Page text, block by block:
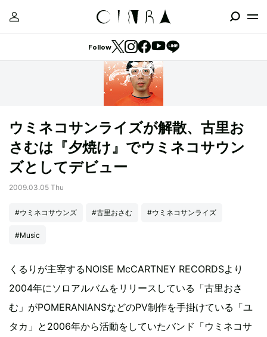
Follow
ウミネコサンライズが解散、古里お
さむは『夕焼け』でウミネコサウン
ズとしてデビュー
2009.03.05 Thu
#ウミネコサウンズ #古里おさむ #ウミネコサンライズ
#Music
くるりが主宰するNOISE McCARTNEY RECORDSより
2004年にソロアルバムをリリースしている「古里おさ
む」がPOMERANIANSなどのPV制作を手掛けている「ユ
タカ」と2006年から活動をしていたバンド「ウミネコサ